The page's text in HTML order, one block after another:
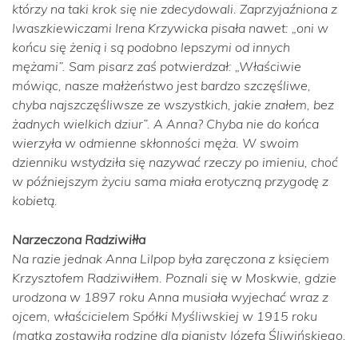
którzy na taki krok się nie zdecydowali. Zaprzyjaźniona z
Iwaszkiewiczami Irena Krzywicka pisała nawet: „oni w
końcu się żenią i są podobno lepszymi od innych
mężami”. Sam pisarz zaś potwierdzał: „Właściwie
mówiąc, nasze małżeństwo jest bardzo szczęśliwe,
chyba najszczęśliwsze ze wszystkich, jakie znałem, bez
żadnych wielkich dziur”. A Anna? Chyba nie do końca
wierzyła w odmienne skłonności męża. W swoim
dzienniku wstydziła się nazywać rzeczy po imieniu, choć
w późniejszym życiu sama miała erotyczną przygodę z
kobietą.
Narzeczona Radziwiłła
Na razie jednak Anna Lilpop była zaręczona z księciem
Krzysztofem Radziwiłłem. Poznali się w Moskwie, gdzie
urodzona w 1897 roku Anna musiała wyjechać wraz z
ojcem, właścicielem Spółki Myśliwskiej w 1915 roku
(matka zostawiła rodzinę dla pianisty Józefa Śliwińskiego,